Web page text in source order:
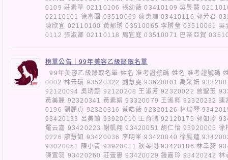
0109 莊素華 02110106 張幼薇 03410109 吳昱慧
02110101 徐富圓 03510069 陳惠珊 03410116 郭芳君
陳欣宜 02110100 黃郁琇 03510065 李琇瑩 03510061
0112 張淑卿 02110118 周宜庭 03510071 巴奈亞賀
榜單公告｜99年美容乙級錄取名單
99年美容乙級錄取名單 姓名 准考證號碼 姓名 准考證號
0002 林云環 93520322 劉慧雯 93620001 禹采妘
92120094 吳琇甄 92120208 王淑芳 92320022 曾聖玉
黃美麗 92320341 黃素娟 93320079 王淑卿 92320232
0196 劉麗貞 92320316 蔡皓薇 92320126 林瑞琴
93420133 呂美蘭 93920010 王育晴 92120175 郭如珍
羅云嘉 93420223 謝凱翔 93420051 胡仁怡 93920005
0226 廖慧如 93420036 李明峯 93420040 徐鳳蓮
93020051 陳小青 93920011 秋琴閔 93420186 林幸漪
陳宣羽 93420260 莊壹惠 93420029 鍾嘉玲 93420242